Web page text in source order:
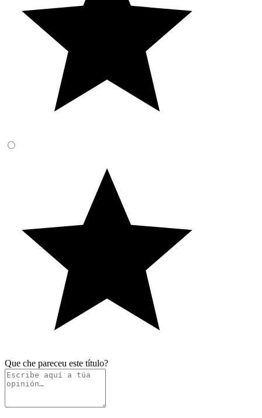
Que che pareceu este título?